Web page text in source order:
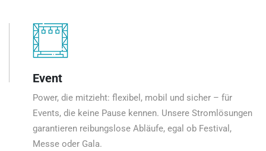
Event
Power, die mitzieht: flexibel, mobil und sicher – für
Events, die keine Pause kennen. Unsere Stromlösungen
garantieren reibungslose Abläufe, egal ob Festival,
Messe oder Gala.